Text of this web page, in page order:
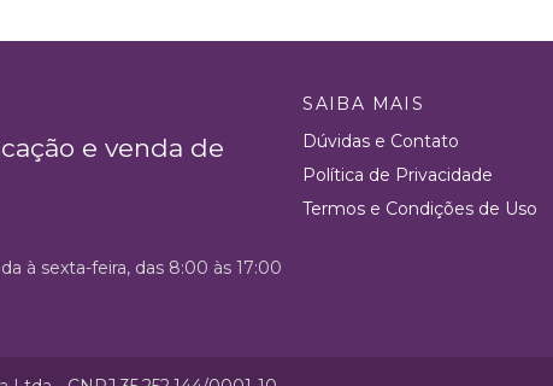
e venda de
SAIBA MAIS
Dúvidas e Contato
Política de Privacidade
Termos e Condições de Uso
à sexta-feira, das 8:00 às 17:00